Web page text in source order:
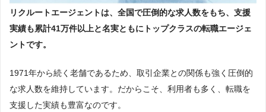
リクルートエージェントは、 全国で圧倒的な求人数をもち、支援
実績も累計41万件以上と名実ともにトップクラスの転職エージェ
ントです。
1971年から続く老舗であるため、取引企業との関係も強く圧倒的
な求人数を維持しています。だからこそ、利用者も多く、転職を
支援した実績も豊富なのです。